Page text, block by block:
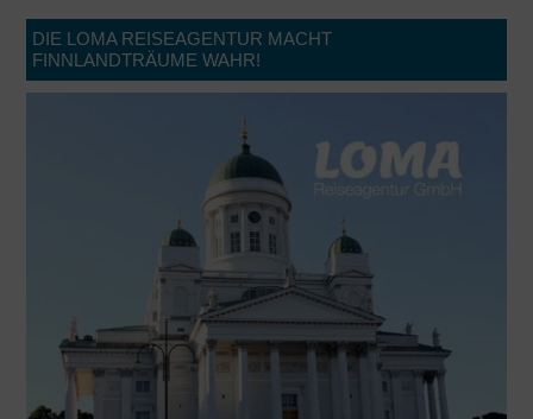
DIE LOMA REISEAGENTUR MACHT
FINNLANDTRÄUME WAHR!